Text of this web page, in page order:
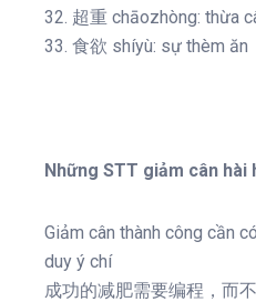
32. 超重 chāozhòng: thừa
33. 食欲 shíyù: sự thèm ăn
Những STT giảm cân hài
Giảm cân thành công cần
duy ý chí
成功的减肥需要编程，而